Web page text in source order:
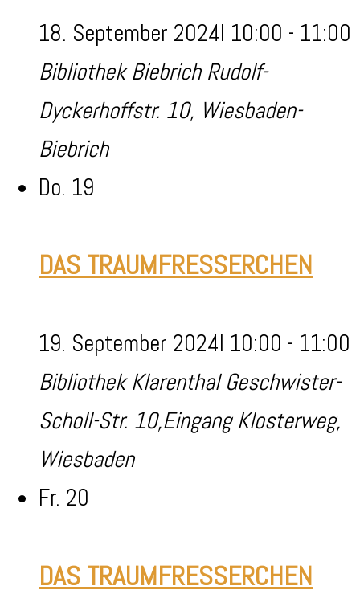
18. September 2024I 10:00 - 11:00
Bibliothek Biebrich Rudolf-
Dyckerhoffstr. 10, Wiesbaden-
Biebrich
Do. 19
DAS TRAUMFRESSERCHEN
19. September 2024I 10:00 - 11:00
Bibliothek KlarenthalGeschwister-
Scholl-Str. 10,Eingang Klosterweg,
Wiesbaden
Fr. 20
DAS TRAUMFRESSERCHEN